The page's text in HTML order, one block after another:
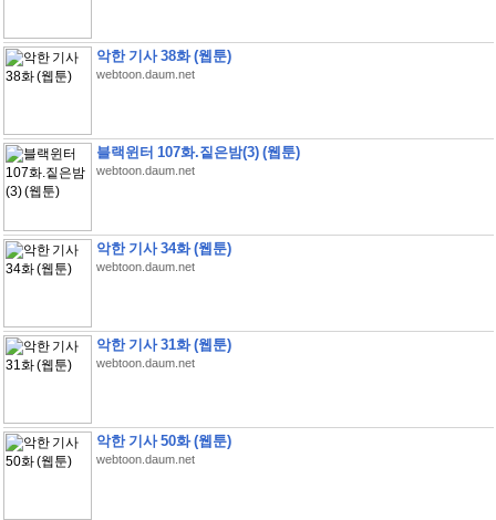
악한 기사 38화 (웹툰)
webtoon.daum.net
블랙윈터 107화.짙은밤(3) (웹툰)
webtoon.daum.net
악한 기사 34화 (웹툰)
webtoon.daum.net
악한 기사 31화 (웹툰)
webtoon.daum.net
악한 기사 50화 (웹툰)
webtoon.daum.net